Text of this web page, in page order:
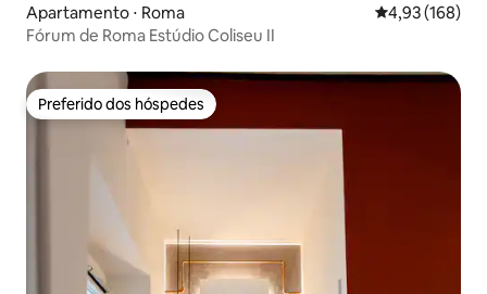
Apartamento ⋅ Roma 4,93 de uma
4,93 (168)
Fórum de Roma Estúdio Coliseu II
Preferido dos hóspedes
Preferido dos hóspedes